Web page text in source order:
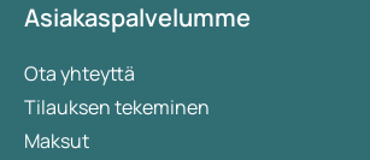
Asiakaspalvelumme
Ota yhteyttä
Tilauksen tekeminen
Maksut